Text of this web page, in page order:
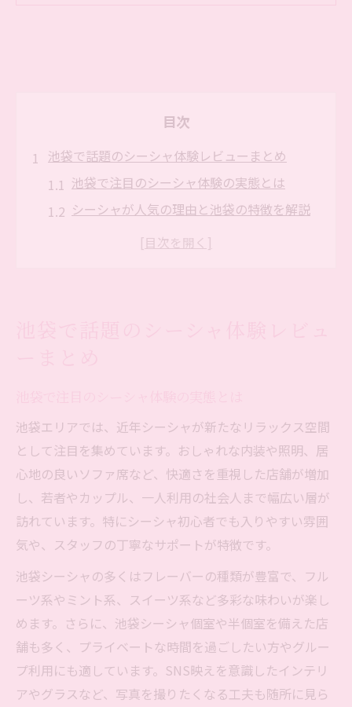
目次
池袋で話題のシーシャ体験レビューまとめ
池袋で注目のシーシャ体験の実態とは
シーシャが人気の理由と池袋の特徴を解説
池袋でシーシャを楽しむ際の心得と注意点
気
シーシャ好きが推す池袋のおしゃれな空間
池袋でシーシャを楽しむ理想の過ごし方
シーシャ初心者が安心できる池袋の選び方
初心者に優しい池袋シーシャの選び方とは
シーシャ初体験でも安心の池袋店選びポイ
ント
池袋でシーシャ初心者が気をつけたい点
初めてのシーシャ体験に最適な池袋の特徴
池袋のシーシャ初心者向け安心ガイド
池袋エリアでは、近年シーシャが新たなリラックス空間
として注目を集めています。おしゃれな内装や照明、居
心地の良いソファ席など、快適さを重視した店舗が増加
し、若者やカップル、一人利用の社会人まで幅広い層が
訪れています。特にシーシャ初心者でも入りやすい雰囲
気や、スタッフの丁寧なサポートが特徴です。
池袋シーシャの多くはフレーバーの種類が豊富で、フル
ーツ系やミント系、スイーツ系など多彩な味わいが楽し
めます。さらに、池袋シーシャ個室や半個室を備えた店
舗も多く、プライベートな時間を過ごしたい方やグルー
プ利用にも適しています。SNS映えを意識したインテリ
アやグラスなど、写真を撮りたくなる工夫も随所に見ら